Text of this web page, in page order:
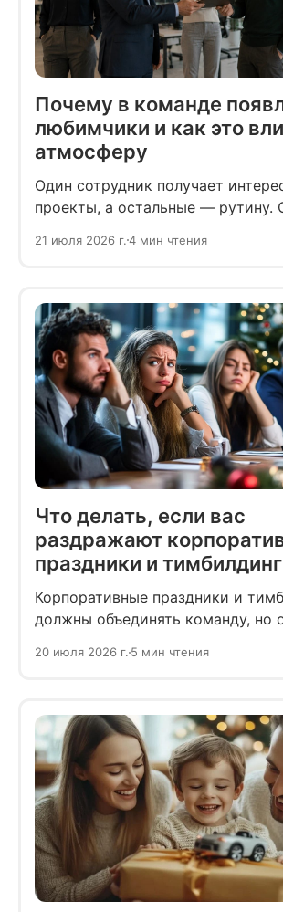
Почему в команде
любимчики и как это
атмосферу
Один сотрудник получает
проекты, а остальные — рутину.
делают замечание за опоздание
21 июля 2026 г.4 мин чтения
Что делать, если вас
раздражают
праздники и
Корпоративные праздники и
должны объединять команду, но
20 июля 2026 г. 5 мин чтения